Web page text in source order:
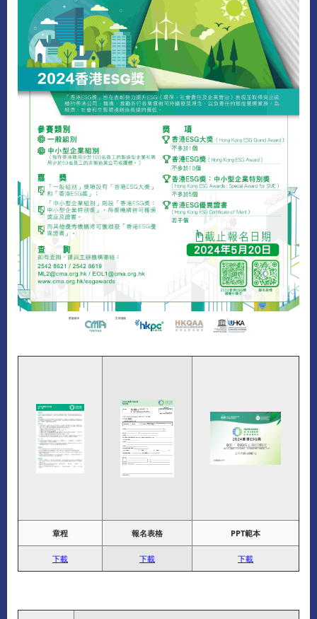
章程 報名表格 PPT範本
下載 下載 下載